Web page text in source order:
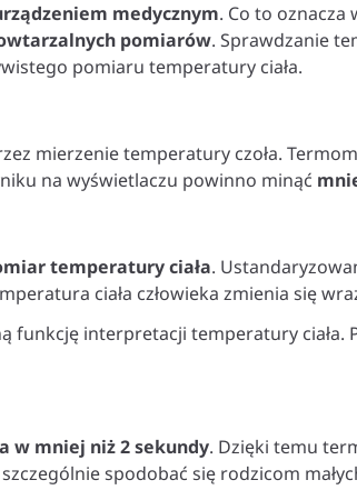
medycznym. Co to oznacza
pomiarów. Sprawdzanie
pomiaru temperatury ciała.
mierzenie temperatury czoła.
na wyświetlaczu powinno minąć
temperatury ciała.
ciała człowieka zmienia się
funkcję interpretacji temperatury
w mniej niż 2 sekundy. Dzięki temu
spodobać się rodzicom